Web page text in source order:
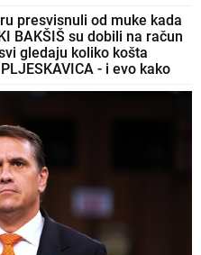
presvisnuli od muke kada
BAKŠIŠ su dobili na račun
gledaju koliko košta
- i evo kako